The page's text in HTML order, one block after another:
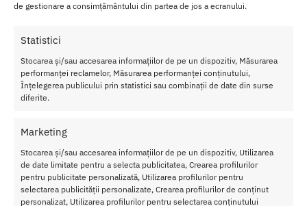
de gestionare a consimțământului din partea de jos a ecranului.
Statistici
Stocarea și/sau accesarea informațiilor de pe un dispozitiv, Măsurarea
performanței reclamelor, Măsurarea performanței conținutului,
Înțelegerea publicului prin statistici sau combinații de date din surse
diferite.
Marketing
Stocarea și/sau accesarea informațiilor de pe un dispozitiv, Utilizarea
de date limitate pentru a selecta publicitatea, Crearea profilurilor
pentru publicitate personalizată, Utilizarea profilurilor pentru
selectarea publicității personalizate, Crearea profilurilor de conținut
personalizat, Utilizarea profilurilor pentru selectarea conținutului
Deschideti plicul cu atentie, intr-o singura parte si scoateti usor
complet erect!
Strangeti varful prezervativului cu degetul mare si cel aratator
Cu ajutorul celeilalte maini, rulati usor prezervativul de-a lungul
penisului, de la cap pana la baza.
Cantitate: 3 bucati
Diametru:5.2 cm